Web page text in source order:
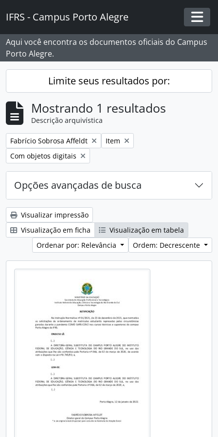
IFRS - Campus Porto Alegre
Aqui você encontra os documentos oficiais do Campus
Porto Alegre.
Limite seus resultados por:
Mostrando 1 resultados
Descrição arquivística
Remover filtro:
Fabrício Sobrosa Affeldt Remover filtro:
Item
Remover filtro:
Com objetos digitais
Opções avançadas de busca
Visualizar impressão
Visualização em ficha
Visualização em tabela
Ordenar por: Relevância
Ordem: Decrescente